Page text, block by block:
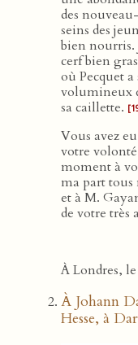
des
seins des
bien nourris.
cerf bien
où Pecquet
volumineux
sa caillette.
Vous avez
votre
moment à
ma part tous
et à M.
de votre très
À Londres,
À Johann
Hesse, à